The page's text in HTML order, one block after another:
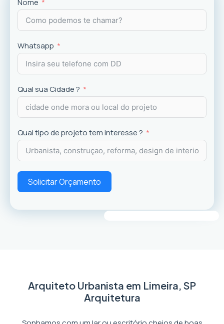
experiência dos usuários.
Nome
Whatsapp
Qual sua Cidade ?
Qual tipo de projeto tem interesse ?
Solicitar Orçamento
Arquiteto Urbanista em Limeira, SP
Arquitetura